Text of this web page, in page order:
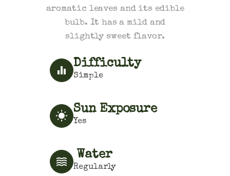
aromatic leaves and its edible
bulb. It has a mild and
slightly sweet flavor.
Difficulty
Simple
Sun Exposure
Yes
Water
Regularly